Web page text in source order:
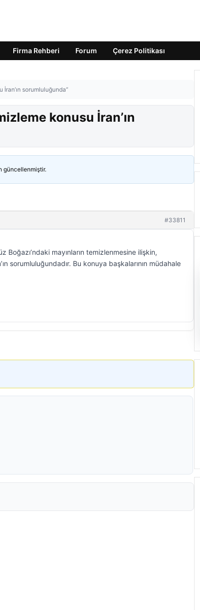
Firma Rehberi Forum Çerez Politikası
sorumluluğunda”
konusu İran’ın
güncellenmiştir.
#33811
Boğazı’ndaki mayınların temizlenmesine ilişkin,
sorumluluğundadır. Bu konuya başkalarının müdahale